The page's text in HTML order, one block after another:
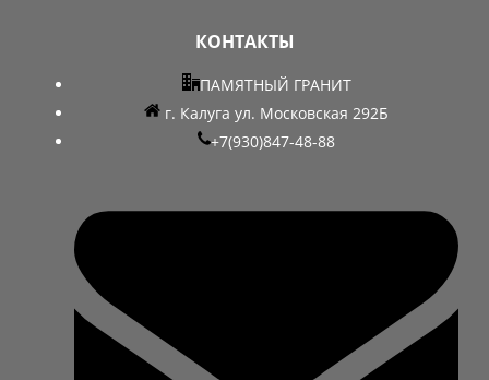
КОНТАКТЫ
ПАМЯТНЫЙ ГРАНИТ
г. Калуга ул. Московская 292Б
+7(930)847-48-88